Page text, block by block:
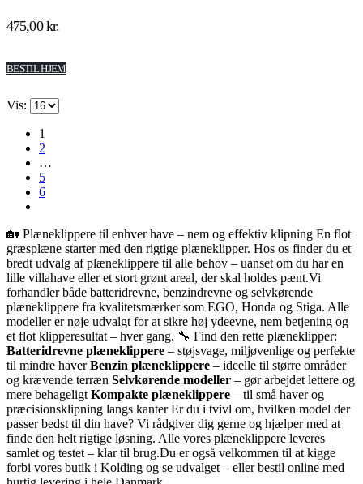
475,00kr.
BESTIL HJEM
Vis:
1
2
…
5
6
🏡 Plæneklippere til enhver have – nem og effektiv klipning En flot
græsplæne starter med den rigtige plæneklipper. Hos os finder du et
bredt udvalg af plæneklippere til alle behov – uanset om du har en
lille villahave eller et stort grønt areal, der skal holdes pænt.Vi
forhandler både batteridrevne, benzindrevne og selvkørende
plæneklippere fra kvalitetsmærker som EGO, Honda og Stiga. Alle
modeller er nøje udvalgt for at sikre høj ydeevne, nem betjening og
et flot klipperesultat – hver gang. 🔧 Find den rette plæneklipper:
Batteridrevne plæneklippere – støjsvage, miljøvenlige og perfekte
til mindre haverBenzin plæneklippere – ideelle til større områder
og krævende terræn Selvkørende modeller – gør arbejdet lettere og
mere behageligt Kompakte plæneklippere – til små haver og
præcisionsklipning langs kanter Er du i tvivl om, hvilken model der
passer bedst til din have? Vi rådgiver dig gerne og hjælper med at
finde den helt rigtige løsning. Alle vores plæneklippere leveres
samlet og testet – klar til brug.Du er også velkommen til at kigge
forbi vores butik i Kolding og se udvalget – eller bestil online med